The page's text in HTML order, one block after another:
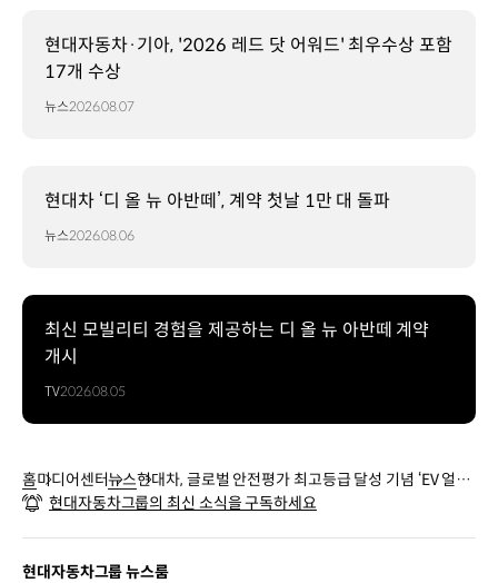
현대자동차·기아, '2026 레드 닷 어워드' 최우수상 포함
17개 수상
뉴스2026.08.07
현대차 ‘디 올 뉴 아반떼’, 계약 첫날 1만 대 돌파
뉴스2026.08.06
최신 모빌리티 경험을 제공하는 디 올 뉴 아반떼 계약
개시
TV2026.08.05
홈미디어센터뉴스현대차, 글로벌 안전평가 최고등급 달성 기념 ‘EV 얼리
버드 이벤트’ 특별 프로모션 실시
현대자동차그룹의 최신 소식을 구독하세요
현대자동차그룹 뉴스룸